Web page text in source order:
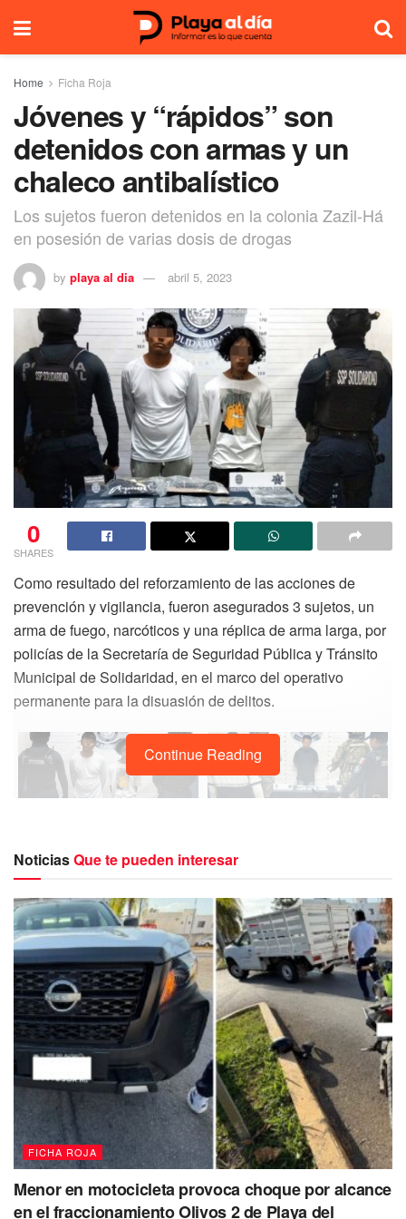
Home Ficha Roja
Jóvenes y “rápidos” son
detenidos con armas y un
chaleco antibalístico
Los sujetos fueron detenidos en la colonia Zazil-Há
en posesión de varias dosis de drogas
by playa al dia abril 5, 2023
0
SHARES
Como resultado del reforzamiento de las acciones de
prevención y vigilancia, fueron asegurados 3 sujetos, un
arma de fuego, narcóticos y una réplica de arma larga, por
policías de la Secretaría de Seguridad Pública y Tránsito
Municipal de Solidaridad, en el marco del operativo
permanente para la disuasión de delitos.
Cuando patrullaban sobre las avenidas CTM con 45, de la
colonia Zazil-ha, la Policía Preventiva aseguró a Caleb “N”
de 21 años, originario de Chiapas y Gilmer “N” de 24 años,
oriundo de esta entidad, el cual tenía entre sus
pertenencias un arma de fuego y 5 cartuchos útiles.
Asimismo tras una inspección a ambos sujetos los
oficiales encontraron 7 envoltorios con cocaína, 4 con
marihuana, 12 con el narcótico conocido como cristal y 6
con la droga llamada piedra.
Continue Reading
NoticiasQue te pueden interesar
FICHA ROJA
Menor en motocicleta provoca choque por alcance
en el fraccionamiento Olivos 2 de Playa del